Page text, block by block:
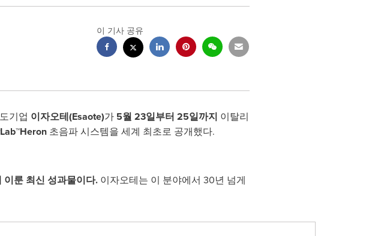
이 기사 공유
기업 이자오테(Esaote)가 5월 23일부터 25일까지 이탈리
초음파 시스템을 세계 최초로 공개했다.
룬 최신 성과물이다.이자오테는 이 분야에서 30년 넘게